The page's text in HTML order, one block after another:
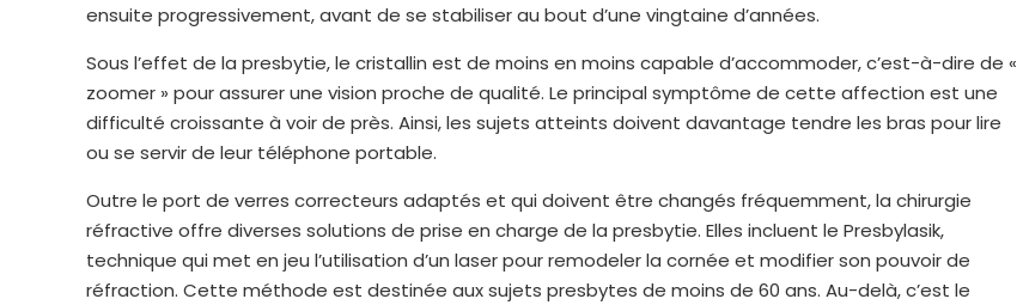
ensuite progressivement, avant de se stabiliser au bout d’une vingtaine d’années.
Sous l’effet de la presbytie, le cristallin est de moins en moins capable d’accommoder, c’est-à-dire de «
zoomer » pour assurer une vision proche de qualité. Le principal symptôme de cette affection est une
difficulté croissante à voir de près. Ainsi, les sujets atteints doivent davantage tendre les bras pour lire
ou se servir de leur téléphone portable.
Outre le port de verres correcteurs adaptés et qui doivent être changés fréquemment, la chirurgie
réfractive offre diverses solutions de prise en charge de la presbytie. Elles incluent le Presbylasik,
technique qui met en jeu l’utilisation d’un laser pour remodeler la cornée et modifier son pouvoir de
réfraction. Cette méthode est destinée aux sujets presbytes de moins de 60 ans. Au-delà, c’est le